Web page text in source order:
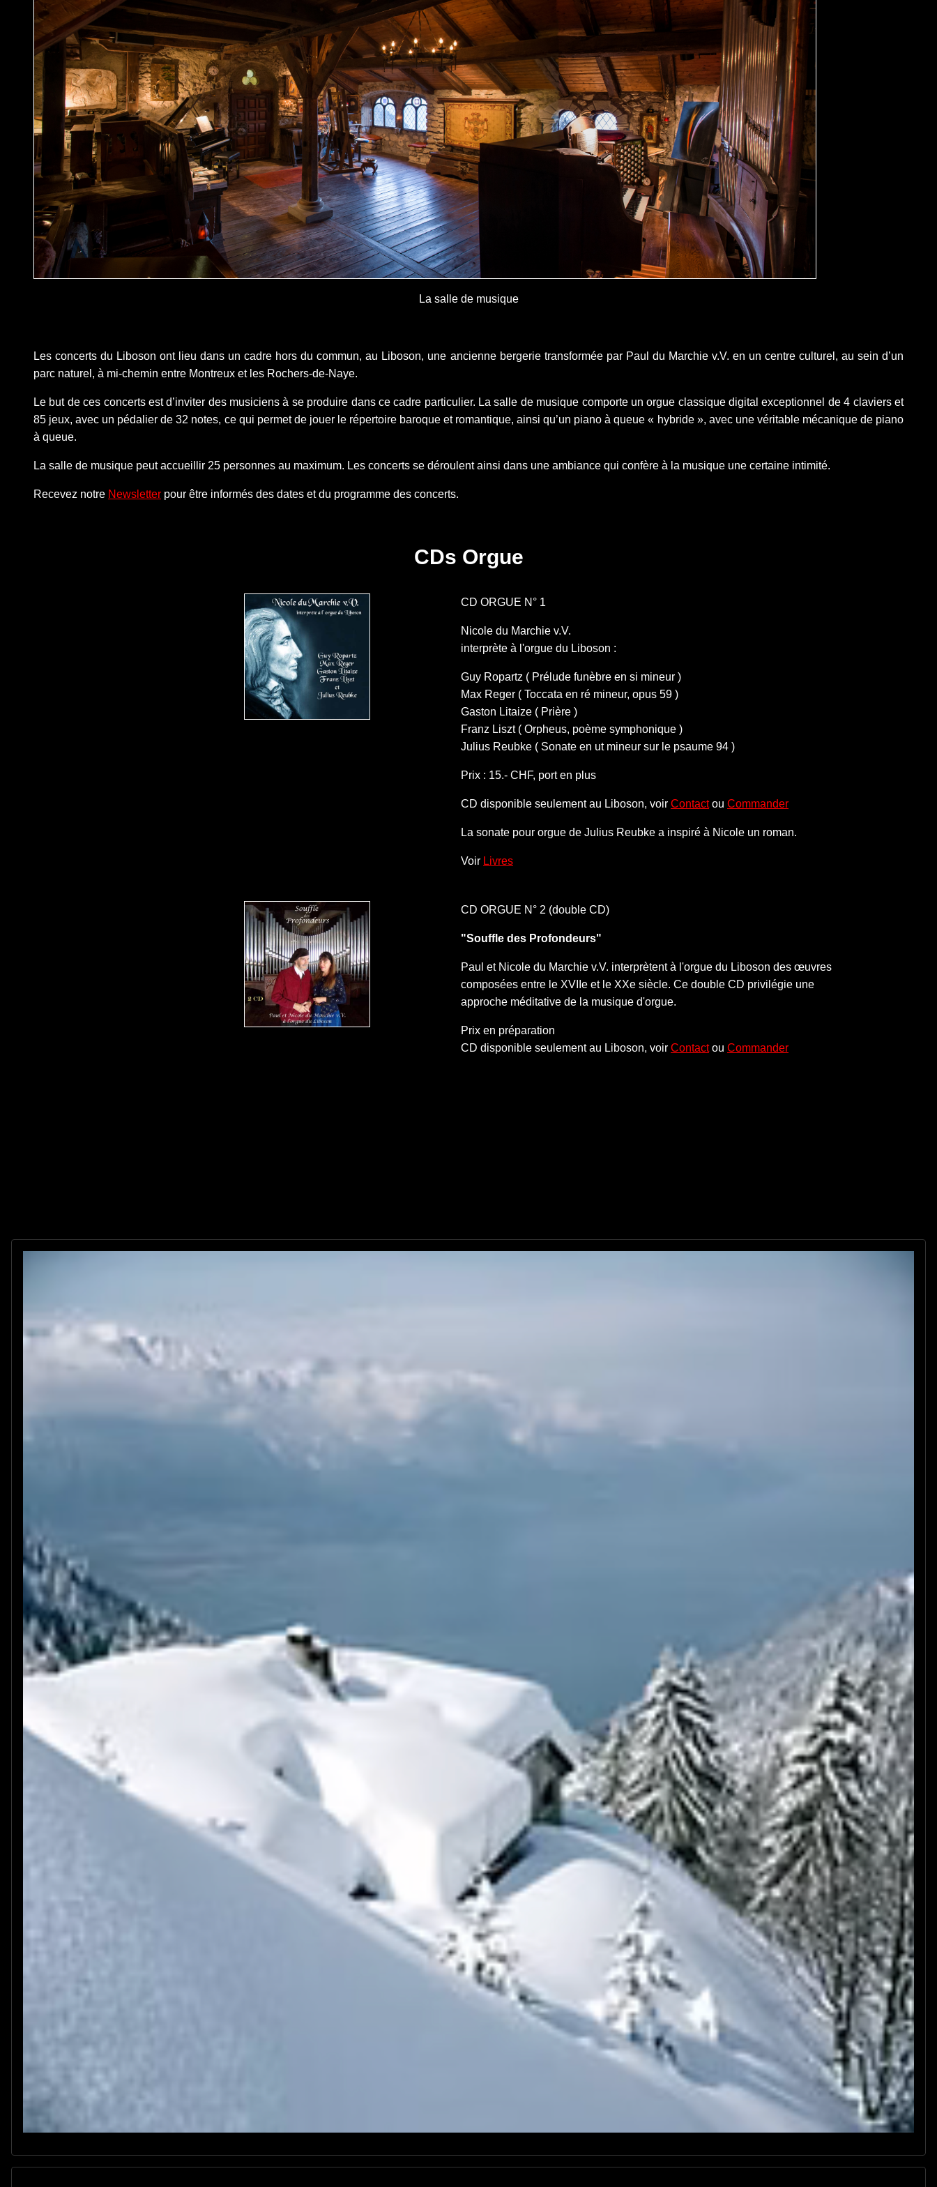
La salle de musique
Les concerts du Liboson ont lieu dans un cadre hors du commun, au Liboson, une ancienne bergerie transformée par Paul du Marchie v.V. en un centre culturel, au sein d’un
parc naturel, à mi-chemin entre Montreux et les Rochers-de-Naye.
Le but de ces concerts est d’inviter des musiciens à se produire dans ce cadre particulier. La salle de musique comporte un orgue classique digital exceptionnel de 4 claviers et
85 jeux, avec un pédalier de 32 notes, ce qui permet de jouer le répertoire baroque et romantique, ainsi qu’un piano à queue « hybride », avec une véritable mécanique de piano
à queue.
La salle de musique peut accueillir 25 personnes au maximum. Les concerts se déroulent ainsi dans une ambiance qui confère à la musique une certaine intimité.
Recevez notre Newsletter pour être informés des dates et du programme des concerts.
CDs Orgue
CD ORGUE N° 1
Nicole du Marchie v.V.
interprète à l'orgue du Liboson :
Guy Ropartz ( Prélude funèbre en si mineur )
Max Reger ( Toccata en ré mineur, opus 59 )
Gaston Litaize ( Prière )
Franz Liszt ( Orpheus, poème symphonique )
Julius Reubke ( Sonate en ut mineur sur le psaume 94 )
Prix : 15.- CHF, port en plus
CD disponible seulement au Liboson, voir Contactou Commander
La sonate pour orgue de Julius Reubke a inspiré à Nicole un roman.
Voir Livres
CD ORGUE N° 2 (double CD)
"Souffle des Profondeurs"
Paul et Nicole du Marchie v.V. interprètent à l'orgue du Liboson des œuvres
composées entre le XVIIe et le XXe siècle. Ce double CD privilégie une
approche méditative de la musique d'orgue.
Prix en préparation
CD disponible seulement au Liboson, voir Contactou Commander